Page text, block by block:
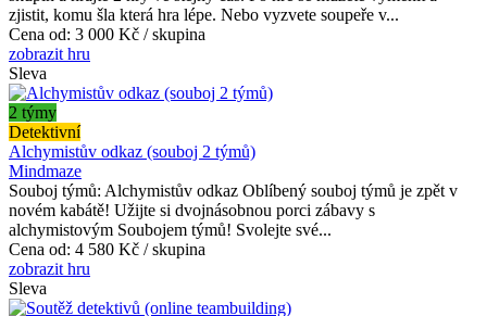
zjistit, komu šla která hra lépe. Nebo vyzvete soupeře v...
Cena od: 3 000 Kč / skupina
zobrazit hru
Sleva
2 týmy
Detektivní
Alchymistův odkaz (souboj 2 týmů)
Mindmaze
Souboj týmů: Alchymistův odkaz Oblíbený souboj týmů je zpět v
novém kabátě! Užijte si dvojnásobnou porci zábavy s
alchymistovým Soubojem týmů! Svolejte své...
Cena od: 4 580 Kč / skupina
zobrazit hru
Sleva